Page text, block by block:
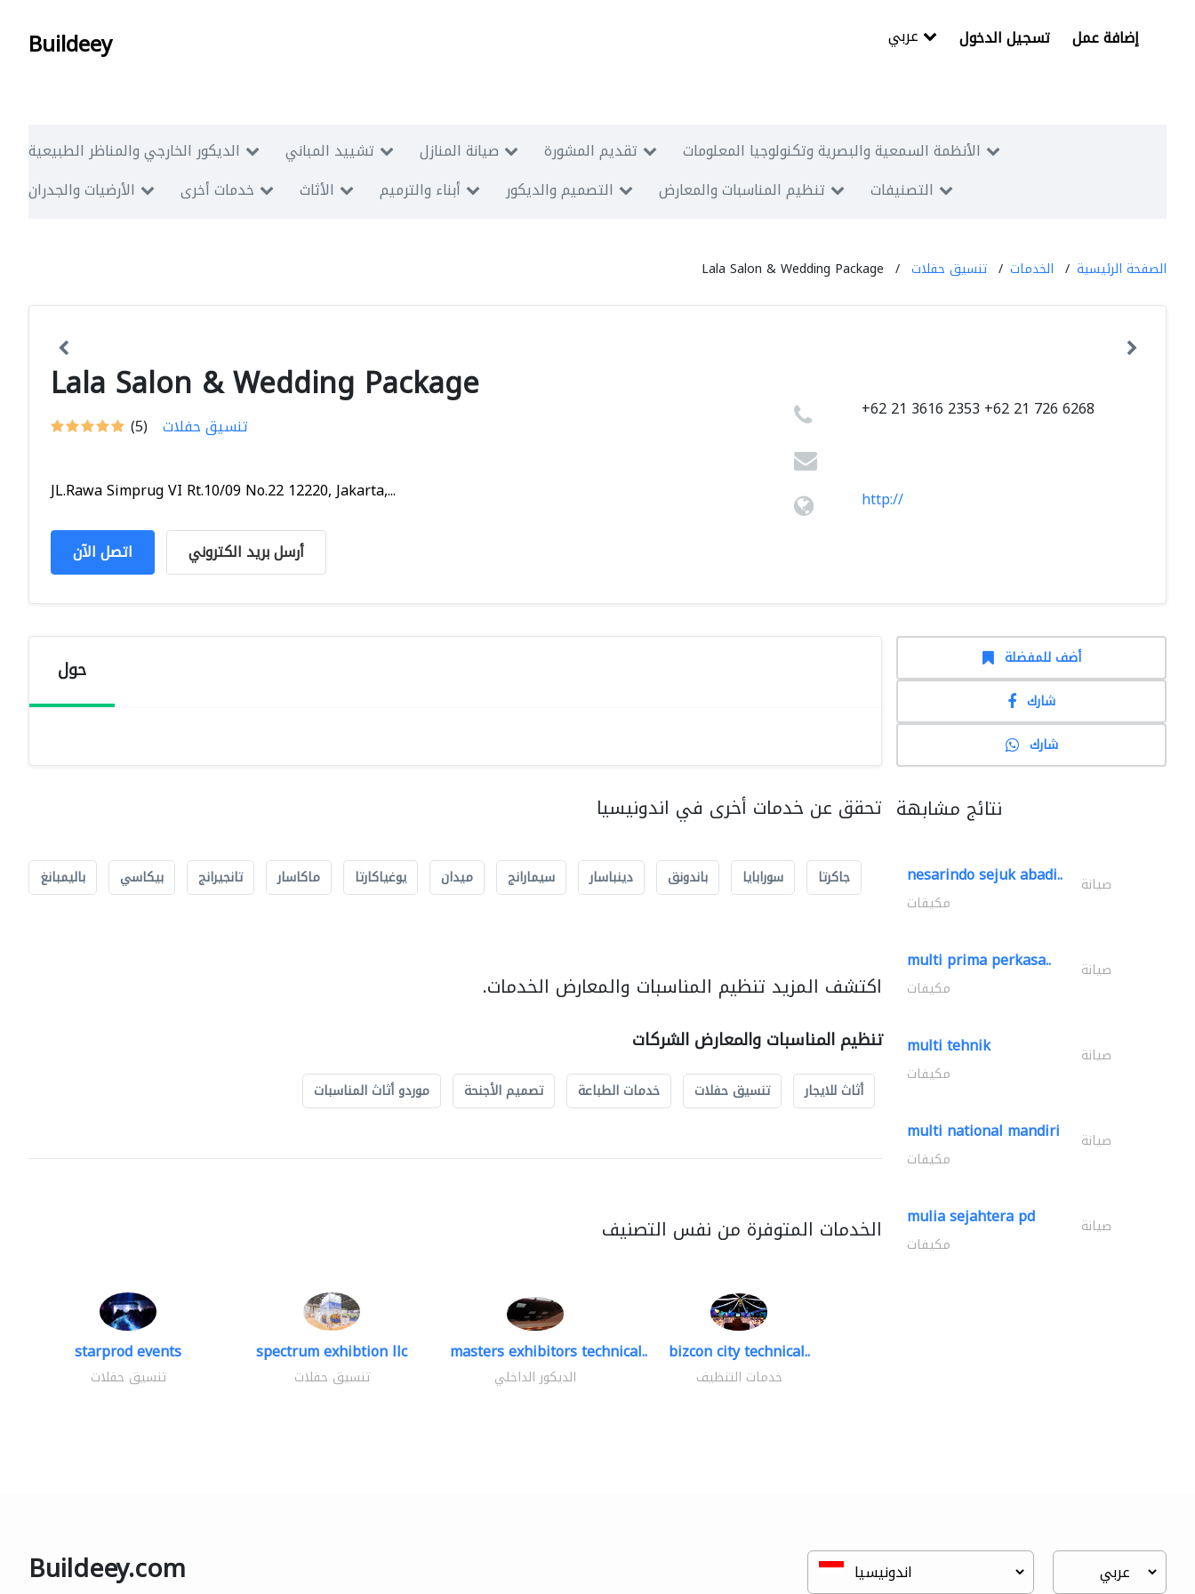
Buildeey تسجيل الدخول إضافة عمل
الديكور الخارجي والمناظر الطبيعية تشييد المباني صيانة المنازل تقديم المشورة
الأنظمة السمعية والبصرية وتكنولوجيا المعلومات
الأرضيات والجدران
خدمات أخرى الأثاث أبناء والترميم التصميم والديكور تنظيم المناسبات والمعارض التصنيفات
الصفحة الرئيسية الخدمات تنسيق حفلات Lala Salon & Wedding Package
Lala Salon & Wedding Package
(5) تنسيق حفلات
JL.Rawa Simprug VI Rt.10/09 No.22 12220, Jakarta,...
اتصل الآن أرسل بريد الكتروني
+62 21 3616 2353 +62 21 726 6268
http://
حول
تحقق عن خدمات أخرى في اندونيسيا
جاكرتا سورابايا باندونق دينباسار سيمارانج ميدان يوغياكارتا ماكاسار تانجيرانج بيكاسي باليمبانغ
اكتشف المزيد تنظيم المناسبات والمعارض الخدمات.
تنظيم المناسبات والمعارض الشركات
أثاث للايجار تنسيق حفلات خدمات الطباعة تصميم الأجنحة موردو أثاث المناسبات
الخدمات المتوفرة من نفس التصنيف
starprod events
تنسيق حفلات
spectrum exhibtion llc
تنسيق حفلات
masters exhibitors technical..
الديكور الداخلي
bizcon city technical..
خدمات التنظيف
أضف للمفضلة
شارك
شارك
نتائج مشابهة
nesarindo sejuk abadi.. صيانة
مكيفات
multi prima perkasa.. صيانة
مكيفات
multi tehnik صيانة
مكيفات
multi national mandiri صيانة
مكيفات
mulia sejahtera pd صيانة
مكيفات
Buildeey.com